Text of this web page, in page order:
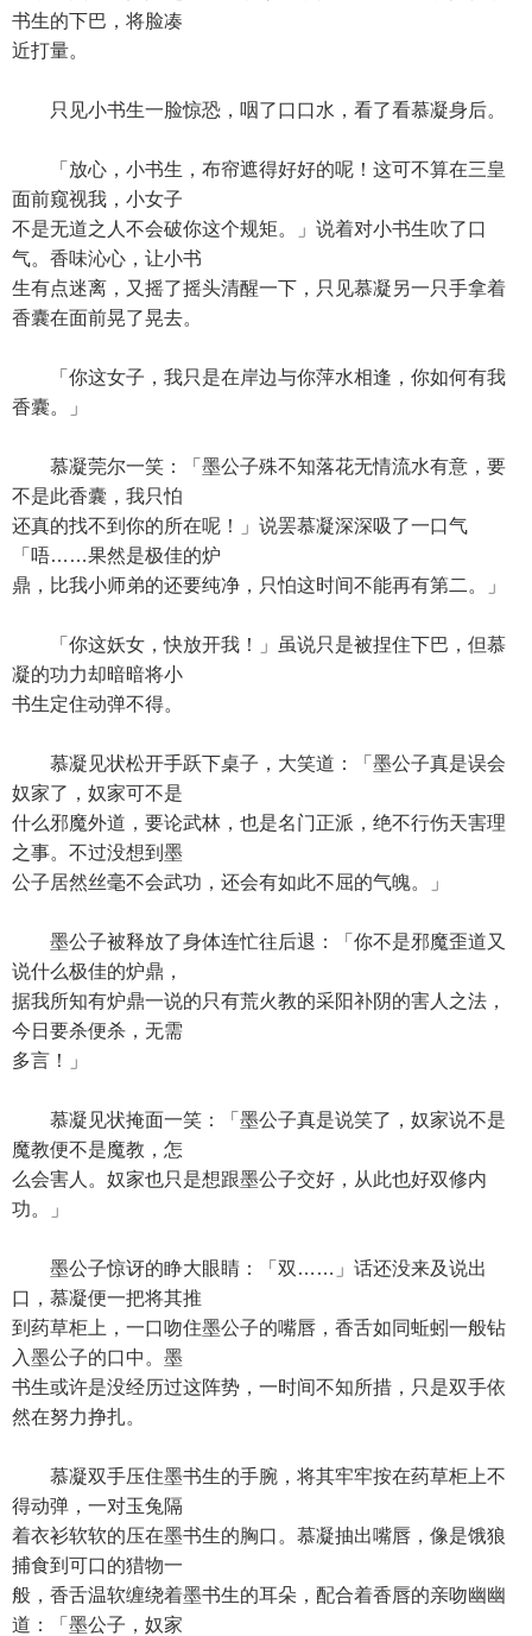
书生的下巴，将脸凑
近打量。
只见小书生一脸惊恐，咽了口口水，看了看慕凝身后。
「放心，小书生，布帘遮得好好的呢！这可不算在三皇
面前窥视我，小女子
不是无道之人不会破你这个规矩。」说着对小书生吹了口
气。香味沁心，让小书
生有点迷离，又摇了摇头清醒一下，只见慕凝另一只手拿着
香囊在面前晃了晃去。
「你这女子，我只是在岸边与你萍水相逢，你如何有我
香囊。」
慕凝莞尔一笑：「墨公子殊不知落花无情流水有意，要
不是此香囊，我只怕
还真的找不到你的所在呢！」说罢慕凝深深吸了一口气
「唔……果然是极佳的炉
鼎，比我小师弟的还要纯净，只怕这时间不能再有第二。」
「你这妖女，快放开我！」虽说只是被捏住下巴，但慕
凝的功力却暗暗将小
书生定住动弹不得。
慕凝见状松开手跃下桌子，大笑道：「墨公子真是误会
奴家了，奴家可不是
什么邪魔外道，要论武林，也是名门正派，绝不行伤天害理
之事。不过没想到墨
公子居然丝毫不会武功，还会有如此不屈的气魄。」
墨公子被释放了身体连忙往后退：「你不是邪魔歪道又
说什么极佳的炉鼎，
据我所知有炉鼎一说的只有荒火教的采阳补阴的害人之法，
今日要杀便杀，无需
多言！」
慕凝见状掩面一笑：「墨公子真是说笑了，奴家说不是
魔教便不是魔教，怎
么会害人。奴家也只是想跟墨公子交好，从此也好双修内
功。」
墨公子惊讶的睁大眼睛：「双……」话还没来及说出
口，慕凝便一把将其推
到药草柜上，一口吻住墨公子的嘴唇，香舌如同蚯蚓一般钻
入墨公子的口中。墨
书生或许是没经历过这阵势，一时间不知所措，只是双手依
然在努力挣扎。
慕凝双手压住墨书生的手腕，将其牢牢按在药草柜上不
得动弹，一对玉兔隔
着衣衫软软的压在墨书生的胸口。慕凝抽出嘴唇，像是饿狼
捕食到可口的猎物一
般，香舌温软缠绕着墨书生的耳朵，配合着香唇的亲吻幽幽
道：「墨公子，奴家